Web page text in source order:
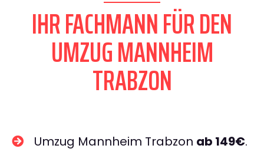
IHR FACHMANN FÜR DEN
UMZUG MANNHEIM
TRABZON
Umzug Mannheim Trabzon ab 149€.